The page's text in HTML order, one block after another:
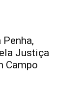
Justiça
Campo